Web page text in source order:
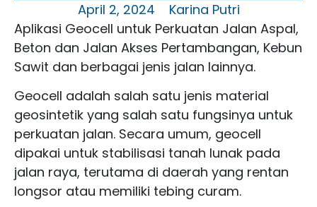
April 2, 2024
Karina Putri
Aplikasi Geocell untuk Perkuatan Jalan Aspal,
Beton dan Jalan Akses Pertambangan, Kebun
Sawit dan berbagai jenis jalan lainnya.
Geocell adalah salah satu jenis material
geosintetik yang salah satu fungsinya untuk
perkuatan jalan. Secara umum, geocell
dipakai untuk stabilisasi tanah lunak pada
jalan raya, terutama di daerah yang rentan
longsor atau memiliki tebing curam.